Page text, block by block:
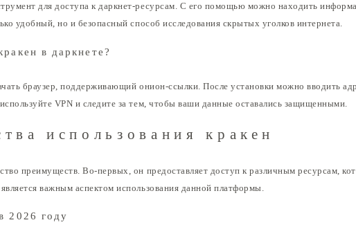
для доступа к даркнет-ресурсам. С его помощью можно находить
удобный, но и безопасный способ исследования скрытых уголков интернета.
в даркнете?
браузер, поддерживающий онион-ссылки. После установки можно вводить
VPN и следите за тем, чтобы ваши данные оставались защищенными.
использования кракен
преимуществ. Во-первых, он предоставляет доступ к различным ресурсам,
важным аспектом использования данной платформы.
2026 году